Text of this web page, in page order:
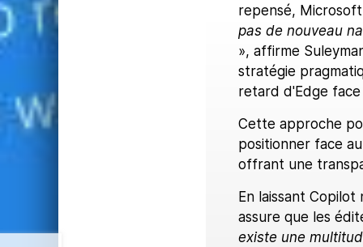
repensé,
pas de nouveau
», affirme
stratégie
retard d'Edge face
Cette approche
positionner face
offrant une
En laissant
assure que les
existe une